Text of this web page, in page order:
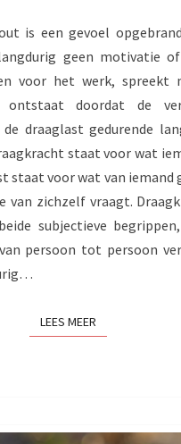
is een gevoel
geen motivatie
voor het werk, spreekt
doordat de
draaglast gedurende
staat voor wat
staat voor wat van iemand
van zichzelf vraagt.
subjectieve
persoon tot persoon
LEES MEERLEES MEER